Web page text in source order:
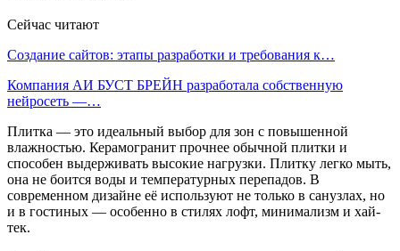
Сейчас читают
Создание сайтов: этапы разработки и требования к…
Компания АИ БУСТ БРЕЙН разработала собственную
нейросеть —…
Плитка — это идеальный выбор для зон с повышенной
влажностью. Керамогранит прочнее обычной плитки и
способен выдерживать высокие нагрузки. Плитку легко мыть,
она не боится воды и температурных перепадов. В
современном дизайне её используют не только в санузлах, но
и в гостиных — особенно в стилях лофт, минимализм и хай-
тек.